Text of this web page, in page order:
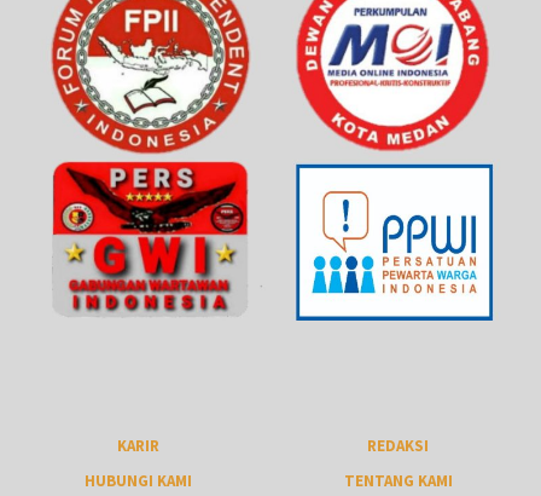
KARIR
REDAKSI
HUBUNGI KAMI
TENTANG KAMI